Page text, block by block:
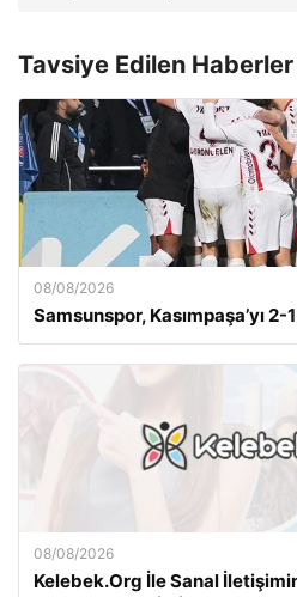
Tavsiye Edilen Haberler
08/08/2026
Samsunspor, Kasımpaşa’yı
08/08/2026
Kelebek.Org İle Sanal